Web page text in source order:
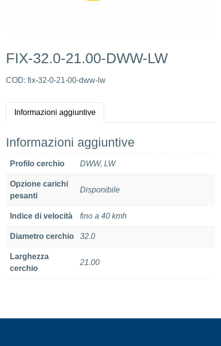
FIX-32.0-21.00-DWW-LW
COD: fix-32-0-21-00-dww-lw
Informazioni aggiuntive
Informazioni aggiuntive
Profilo cerchio DWW, LW
Opzione carichi
pesanti
Disponibile
Indice di velocità fino a 40 kmh
Diametro cerchio 32.0
Larghezza
cerchio
21.00